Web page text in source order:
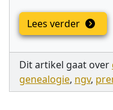
Lees verder
Dit artikel gaat over
genealogie, ngv,